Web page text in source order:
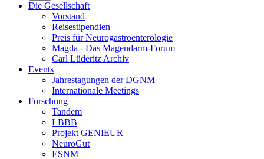
Die Gesellschaft
Vorstand
Reisestipendien
Preis für Neuro­gastroenterologie
Magda - Das Magendarm-Forum
Carl Lüderitz Archiv
Events
Jahrestagungen der DGNM
Internationale Meetings
Forschung
Tandem
LBBB
Projekt GENIEUR
NeuroGut
ESNM